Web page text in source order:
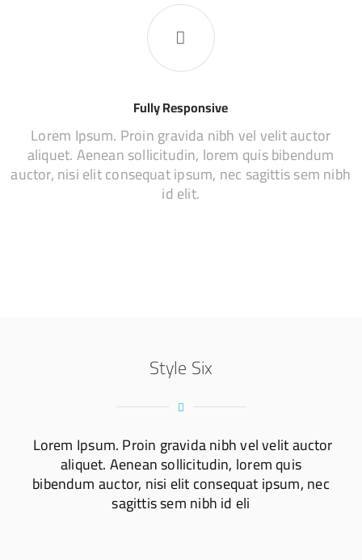
Fully Responsive
Lorem Ipsum. Proin gravida nibh vel velit auctor
aliquet. Aenean sollicitudin, lorem quis bibendum
auctor, nisi elit consequat ipsum, nec sagittis sem nibh
id elit.
Style Six
Lorem Ipsum. Proin gravida nibh vel velit auctor
aliquet. Aenean sollicitudin, lorem quis
bibendum auctor, nisi elit consequat ipsum, nec
sagittis sem nibh id eli